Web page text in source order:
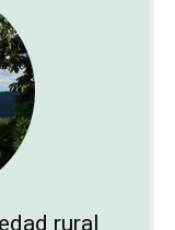
rural